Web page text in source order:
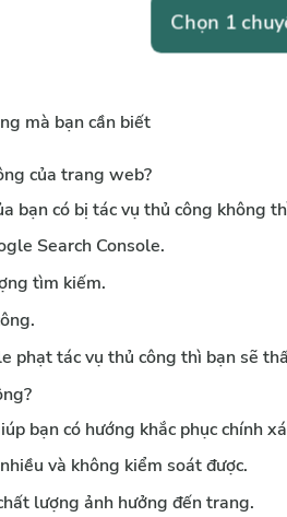
Chọn 1
mà bạn cần biết
của trang web?
bạn có bị tác vụ thủ công không
Search Console.
tìm kiếm.
phạt tác vụ thủ công thì bạn sẽ
bạn có hướng khắc phục chính
và không kiểm soát được.
lượng ảnh hưởng đến trang.